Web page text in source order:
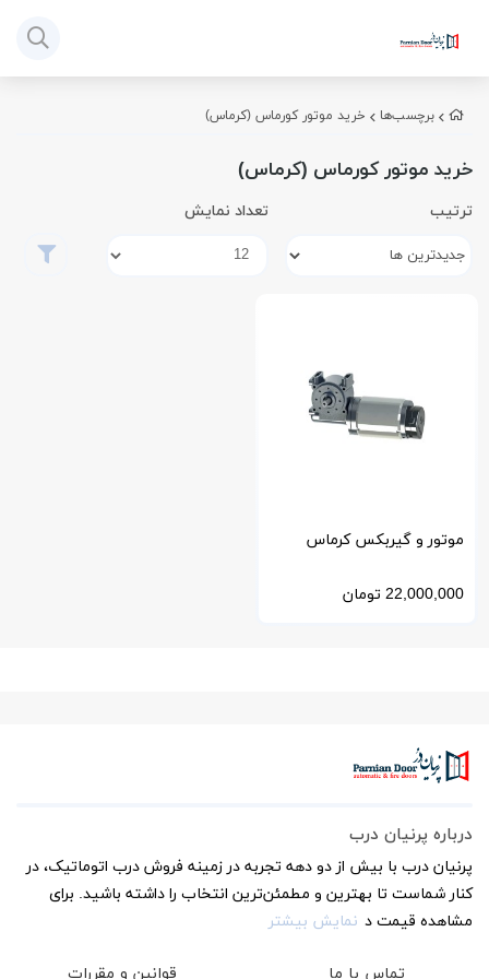
برچسب‌ها خرید موتور کورماس (کرماس)
خرید موتور کورماس (کرماس)
ترتیب تعداد نمایش
موتور و گیربکس کرماس
ترکیه مدل 100
22,000,000 تومان
درباره پرنیان درب
پرنیان درب با بیش از دو دهه تجربه در زمینه فروش درب اتوماتیک، در
کنار شماست تا بهترین و مطمئن‌ترین انتخاب را داشته باشید. برای
مشاهده قیمت د نمایش بیشتر
تماس با ما قوانین و مقررات